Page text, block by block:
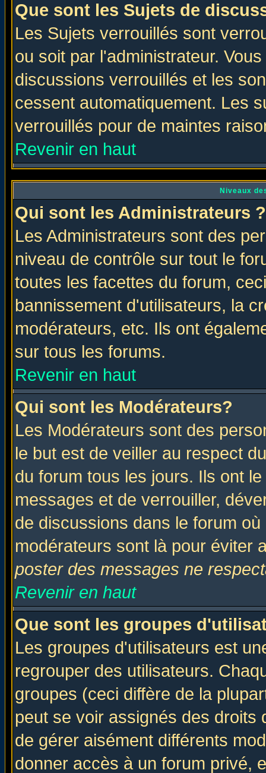
Que sont les Sujets de
Les Sujets verrouillés sont
ou soit par l'administrateur.
discussions verrouillés et les
cessent automatiquement. Les
verrouillés pour de maintes
Revenir en haut
Niveaux
Qui sont les Administrateurs ?
Les Administrateurs sont des
niveau de contrôle sur tout le
toutes les facettes du forum,
bannissement d'utilisateurs, la
modérateurs, etc. Ils ont
sur tous les forums.
Revenir en haut
Qui sont les Modérateurs?
Les Modérateurs sont des
le but est de veiller au respect
du forum tous les jours. Ils ont
messages et de verrouiller,
de discussions dans le forum
modérateurs sont là pour éviter
poster des messages ne
Revenir en haut
Que sont les groupes
Les groupes d'utilisateurs est
regrouper des utilisateurs.
groupes (ceci diffère de la
peut se voir assignés des
de gérer aisément différents
donner accès à un forum privé,